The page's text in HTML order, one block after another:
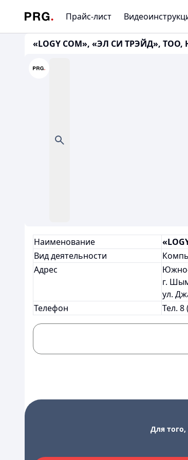
Прайс-лист
«LOGY СОМ», «ЭЛ СИ ТРЭЙД», ТОО,
Наименование
Вид деятельности
Адрес
Южно-
г.
ул.
Телефон
Тел. 8
Для